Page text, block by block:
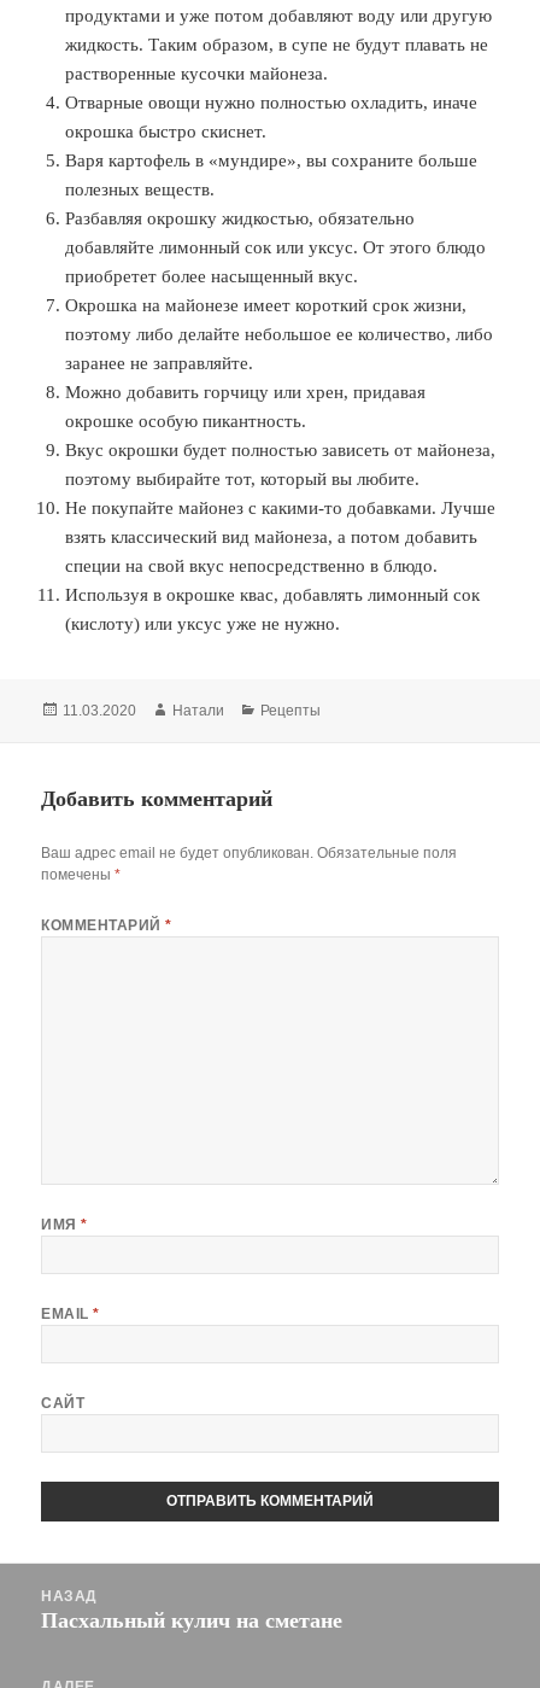
продуктами и уже потом добавляют воду или другую
жидкость. Таким образом, в супе не будут плавать не
растворенные кусочки майонеза.
Отварные овощи нужно полностью охладить, иначе
окрошка быстро скиснет.
Варя картофель в «мундире», вы сохраните больше
полезных веществ.
Разбавляя окрошку жидкостью, обязательно
добавляйте лимонный сок или уксус. От этого блюдо
приобретет более насыщенный вкус.
Окрошка на майонезе имеет короткий срок жизни,
поэтому либо делайте небольшое ее количество, либо
заранее не заправляйте.
Можно добавить горчицу или хрен, придавая
окрошке особую пикантность.
Вкус окрошки будет полностью зависеть от майонеза,
поэтому выбирайте тот, который вы любите.
Не покупайте майонез с какими-то добавками. Лучше
взять классический вид майонеза, а потом добавить
специи на свой вкус непосредственно в блюдо.
Используя в окрошке квас, добавлять лимонный сок
(кислоту) или уксус уже не нужно.
Опубликовано
11.03.2020 Автор
Натали Рубрики
Рецепты
Добавить комментарий
Ваш адрес email не будет опубликован. Обязательные поля
помечены*
КОММЕНТАРИЙ*
ИМЯ*
EMAIL*
САЙТ
НАЗАД
Предыдущая
Пасхальный кулич на сметане